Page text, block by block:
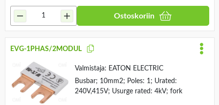
Ostoskoriin
EVG-1PHAS/2MODUL
Valmistaja: EATON ELECTRIC
Busbar; 10mm2; Poles: 1; Urated:
240V,415V; Usurge rated: 4kV; fork